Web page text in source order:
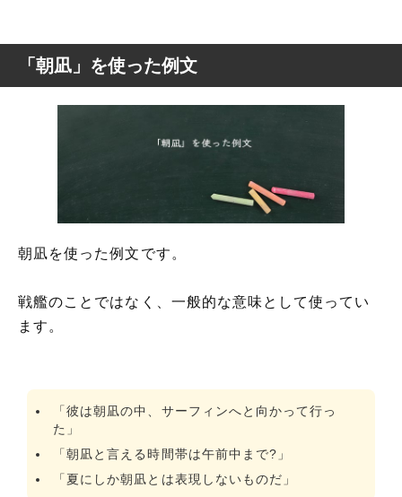
「朝凪」を使った例文
朝凪を使った例文です。
戦艦のことではなく、一般的な意味として使ってい
ます。
「彼は朝凪の中、サーフィンへと向かって行っ
た」
「朝凪と言える時間帯は午前中まで?」
「夏にしか朝凪とは表現しないものだ」